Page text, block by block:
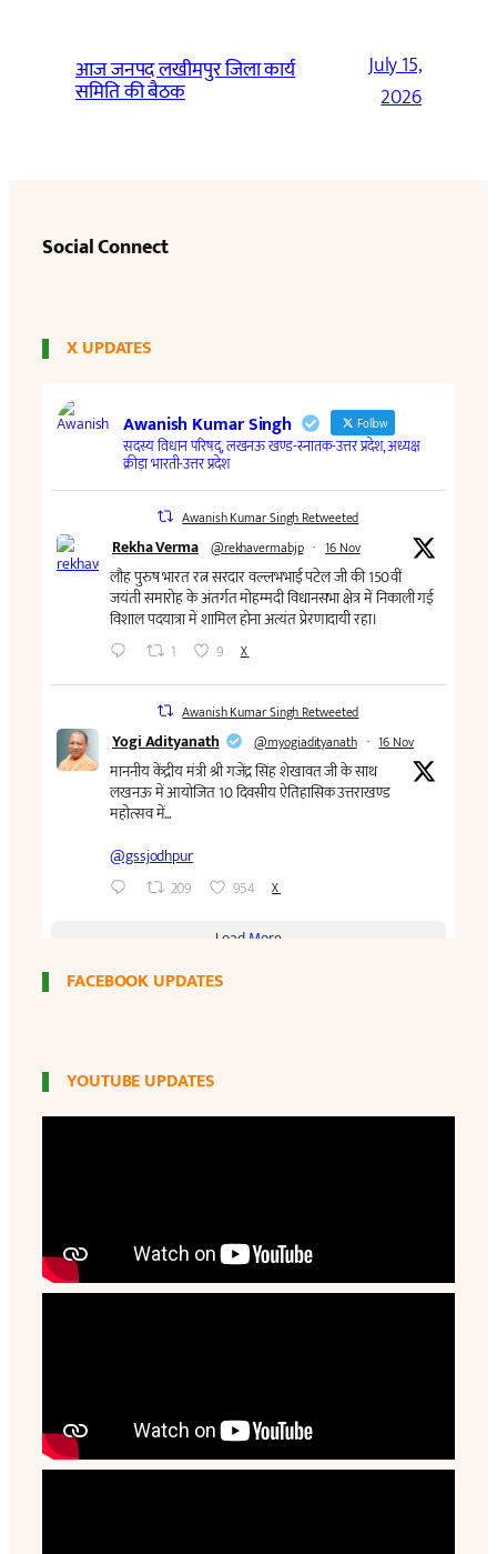
आज जनपद लखीमपुर जिला कार्य
समिति की बैठक
July 15,
2026
Social Connect
X UPDATES
FACEBOOK UPDATES
YOUTUBE UPDATES